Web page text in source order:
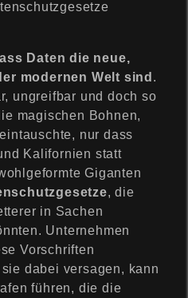
Daten die neue,
modernen Welt sind .
ungreifbar und doch so
magischen Bohnen,
nur dass
Kalifornien statt
Giganten
, die
in Sachen
Unternehmen
Vorschriften
dabei versagen, kann
führen, die die